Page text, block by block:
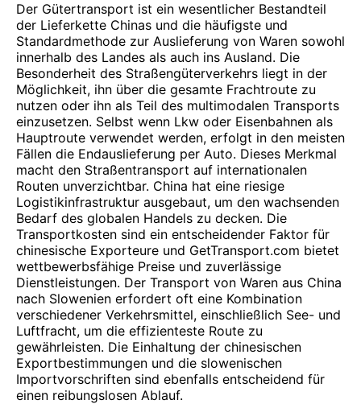
Der Gütertransport ist ein wesentlicher Bestandteil
der Lieferkette Chinas und die häufigste und
Standardmethode zur Auslieferung von Waren sowohl
innerhalb des Landes als auch ins Ausland. Die
Besonderheit des Straßengüterverkehrs liegt in der
Möglichkeit, ihn über die gesamte Frachtroute zu
nutzen oder ihn als Teil des multimodalen Transports
einzusetzen. Selbst wenn Lkw oder Eisenbahnen als
Hauptroute verwendet werden, erfolgt in den meisten
Fällen die Endauslieferung per Auto. Dieses Merkmal
macht den Straßentransport auf internationalen
Routen unverzichtbar. China hat eine riesige
Logistikinfrastruktur ausgebaut, um den wachsenden
Bedarf des globalen Handels zu decken. Die
Transportkosten sind ein entscheidender Faktor für
chinesische Exporteure und GetTransport.com bietet
wettbewerbsfähige Preise und zuverlässige
Dienstleistungen. Der Transport von Waren aus China
nach Slowenien erfordert oft eine Kombination
verschiedener Verkehrsmittel, einschließlich See- und
Luftfracht, um die effizienteste Route zu
gewährleisten. Die Einhaltung der chinesischen
Exportbestimmungen und die slowenischen
Importvorschriften sind ebenfalls entscheidend für
einen reibungslosen Ablauf.